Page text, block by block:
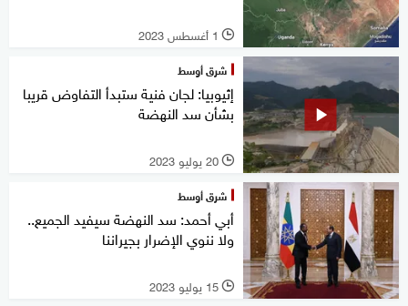
l 1 أغسطس 2023
شرق أوسط
إثيوبيا: لجان فنية ستبدأ التفاوض قريبا
بشأن سد النهضة
l 20 يوليو 2023
شرق أوسط
أبي أحمد: سد النهضة سيفيد الجميع..
ولا ننوي الإضرار بجيراننا
l 15 يوليو 2023